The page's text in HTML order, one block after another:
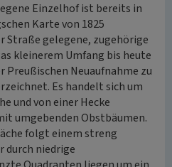
Einzelhof ist bereits in
Karte von 1825
Straße gelegene, zugehörige
kleinerem Umfang bis heute
Neuaufnahme zu
Es handelt sich um
und von einer Hecke
umgebenden Obstbäumen.
folgt einem streng
durch niedrige